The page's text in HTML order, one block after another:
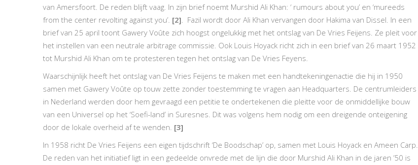
van Amersfoort. De reden blijft vaag. In zijn brief noemt Murshid Ali Khan: ‘ rumours about you’ en ‘mureeds
from the center revolting against you’. [2]. Fazil wordt door Ali Khan vervangen door Hakima van Dissel. In een
brief van 25 april toont Gawery Voûte zich hoogst ongelukkig met het ontslag van De Vries Feijens. Ze pleit voor
het instellen van een neutrale arbitrage commissie. Ook Louis Hoyack richt zich in een brief van 26 maart 1952
tot Murshid Ali Khan om te protesteren tegen het ontslag van De Vries Feyens.
Waarschijnlijk heeft het ontslag van De Vries Feijens te maken met een handtekeningenactie die hij in 1950
samen met Gawery Voûte op touw zette zonder toestemming te vragen aan Headquarters. De centrumleiders
in Nederland werden door hem gevraagd een petitie te ondertekenen die pleitte voor de onmiddellijke bouw
van een Universel op het ‘Soefi-land’ in Suresnes. Dit was volgens hem nodig om een dreigende onteigening
door de lokale overheid af te wenden. [3]
In 1958 richt De Vries Feijens een eigen tijdschrift ‘De Boodschap’ op, samen met Louis Hoyack en Ameen Carp.
De reden van het initiatief ligt in een gedeelde onvrede met de lijn die door Murshid Ali Khan in de jaren ’50 is